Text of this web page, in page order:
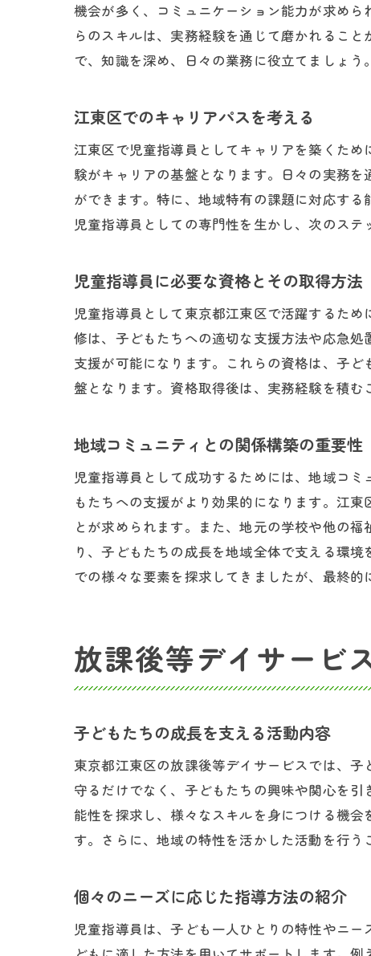
児
江
児
機会が多く、コミュニケーション能力が求め
らのスキルは、実務経験を通じて磨かれるこ
で、知識を深め、日々の業務に役立てましょう。
江東区でのキャリアパスを考える
江東区で児童指導員としてキャリアを築くた
験がキャリアの基盤となります。日々の実務
ができます。特に、地域特有の課題に対応す
児童指導員としての専門性を生かし、次のステ
児童指導員に必要な資格とその取得方法
児童指導員として東京都江東区で活躍するた
修は、子どもたちへの適切な支援方法や応急
支援が可能になります。これらの資格は、子
盤となります。資格取得後は、実務経験を積む
地域コミュニティとの関係構築の重要性
児童指導員として成功するためには、地域コ
もたちへの支援がより効果的になります。江
とが求められます。また、地元の学校や他の
り、子どもたちの成長を地域全体で支える環
での様々な要素を探求してきましたが、最終
放課後等デイサービ
子どもたちの成長を支える活動内容
東京都江東区の放課後等デイサービスでは、
守るだけでなく、子どもたちの興味や関心を
能性を探求し、様々なスキルを身につける機
す。さらに、地域の特性を活かした活動を行
個々のニーズに応じた指導方法の紹介
児童指導員は、子ども一人ひとりの特性やニ